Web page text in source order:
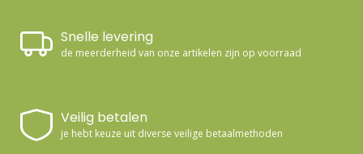
Snelle levering
de meerderheid van onze artikelen zijn op voorraad
Veilig betalen
je hebt keuze uit diverse veilige betaalmethoden